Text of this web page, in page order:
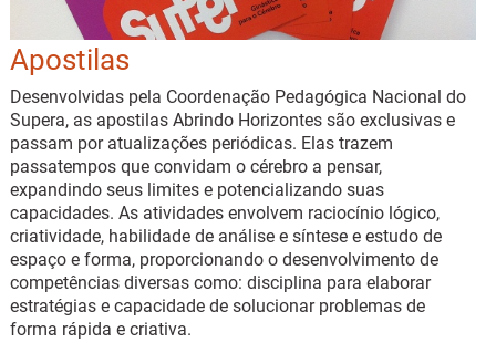
Apostilas
Desenvolvidas pela Coordenação Pedagógica Nacional do
Supera, as apostilas Abrindo Horizontes são exclusivas e
passam por atualizações periódicas. Elas trazem
passatempos que convidam o cérebro a pensar,
expandindo seus limites e potencializando suas
capacidades. As atividades envolvem raciocínio lógico,
criatividade, habilidade de análise e síntese e estudo de
espaço e forma, proporcionando o desenvolvimento de
competências diversas como: disciplina para elaborar
estratégias e capacidade de solucionar problemas de
forma rápida e criativa.